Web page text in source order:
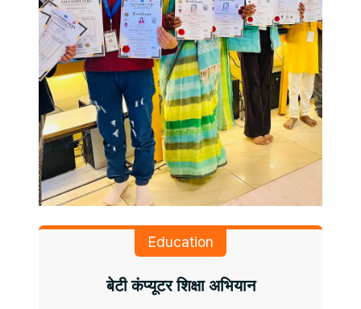
Education
बेटी कंप्यूटर शिक्षा अभियान